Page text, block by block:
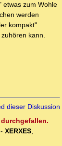
etwas zum Wohle
werden
kompakt"
kann.
dieser Diskussion
- XERXES,